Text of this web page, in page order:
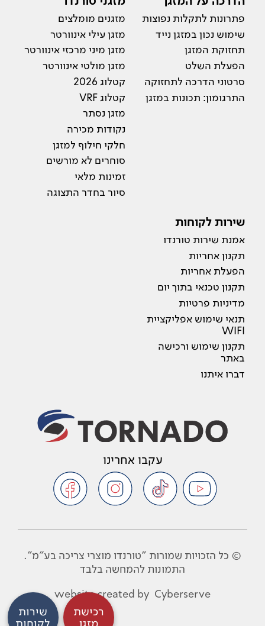
פתרונות לתקלות נפוצות
שימוש נכון במזגן נייד
תחזוקת המזגן
הפעלת השלט
סרטוני הדרכה לתחזוקה
התרגומון: תכונות במזגן
מזגנים מומלצים
מזגן עילי אינוורטר
מזגן מיני מרכזי אינוורטר
מזגן מולטי אינוורטר
קטלוג 2026
קטלוג VRF
מזגן נסתר
נקודות מכירה
חלקי חילוף למזגן
סוחרים לא מורשים
זמינות מלאי
סיור בחדר התצוגה
שירות לקוחות
אמנת שירות טורנדו
תקנון אחריות
הפעלת אחריות
תקנון טכנאי בתוך יום
מדיניות פרטיות
תנאי שימוש אפליקציית
WIFI
תקנון שימוש ורכישה
באתר
דברו איתנו
עקבו אחרינו
© כל הזכויות שמורות "טורנדו מוצרי צריכה בע"מ".
התמונות להמחשה בלבד
website created by Cyberserve
רכישת
מזגן
שירות
לקוחות